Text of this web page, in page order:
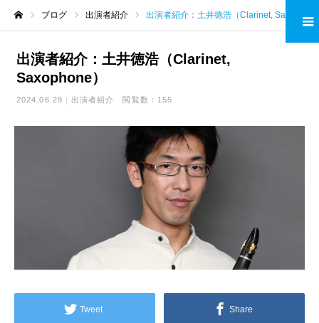
ブログ 出演者紹介 出演者紹介：土井徳浩（Clarinet, Saxophone）
出演者紹介：土井徳浩（Clarinet,
Saxophone）
2024.06.29 出演者紹介 閲覧数：155
Tweet Share